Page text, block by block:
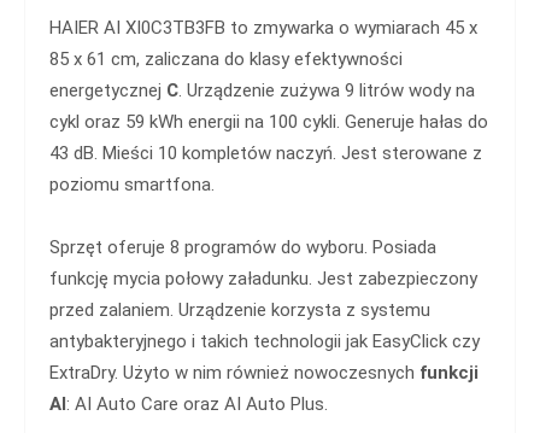
HAIER AI XI0C3TB3FB to zmywarka o wymiarach 45 x
85 x 61 cm, zaliczana do klasy efektywności
energetycznej C. Urządzenie zużywa 9 litrów wody na
cykl oraz 59 kWh energii na 100 cykli. Generuje hałas do
43 dB. Mieści 10 kompletów naczyń. Jest sterowane z
poziomu smartfona.
Sprzęt oferuje 8 programów do wyboru. Posiada
funkcję mycia połowy załadunku. Jest zabezpieczony
przed zalaniem. Urządzenie korzysta z systemu
antybakteryjnego i takich technologii jak EasyClick czy
ExtraDry. Użyto w nim również nowoczesnych funkcji
AI: AI Auto Care oraz AI Auto Plus.